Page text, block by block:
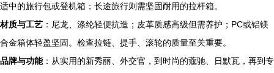
适中的旅行包或登机箱；长途旅行则需坚固耐用的拉杆箱。
材质与工艺 ：尼龙、涤纶轻便抗造；皮革质感高级但需养护；PC或铝镁
合金箱体轻盈坚固。检查拉链、提手、滚轮的质量至关重要。
品牌与功能：从实用的新秀丽、外交官，到时尚的蔻驰、日默瓦，再到专